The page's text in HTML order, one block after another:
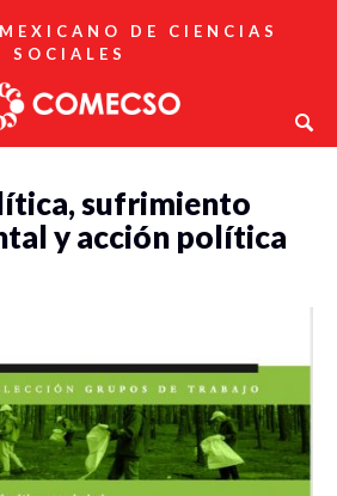
DE CIENCIAS
SOCIALES
sufrimiento
y acción política